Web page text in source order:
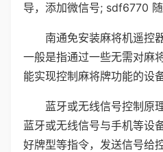
导，添加微信号; sdf6770 随
南通免安装麻将机遥控
一般是指通过一些无需对麻
能实现控制麻将牌功能的设
蓝牙或无线信号控制原
蓝牙或无线信号与手机等设
好牌型等指令，发送信号给